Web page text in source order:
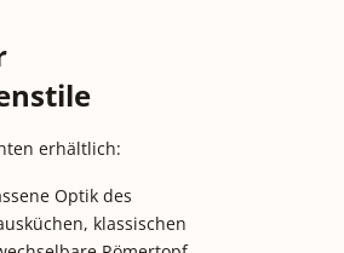
erhältlich:
Optik des
klassischen